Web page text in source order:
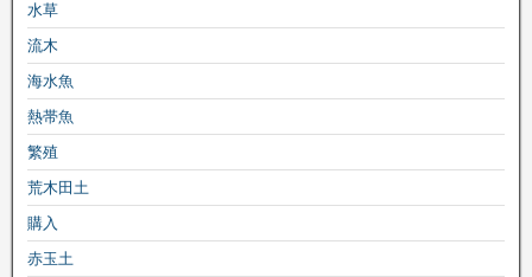
水草
流木
海水魚
熱帯魚
繁殖
荒木田土
購入
赤玉土